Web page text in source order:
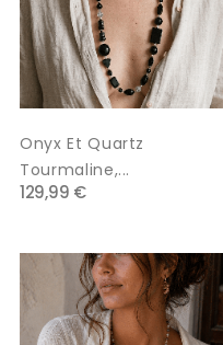
Onyx Et Quartz
Tourmaline,...
129,99 €